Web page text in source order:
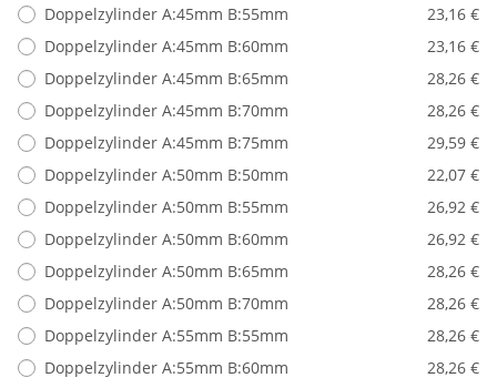
Doppelzylinder A:45mm B:55mm
23,16 €
Doppelzylinder A:45mm B:60mm
23,16 €
Doppelzylinder A:45mm B:65mm
28,26 €
Doppelzylinder A:45mm B:70mm
28,26 €
Doppelzylinder A:45mm B:75mm
29,59 €
Doppelzylinder A:50mm B:50mm
22,07 €
Doppelzylinder A:50mm B:55mm
26,92 €
Doppelzylinder A:50mm B:60mm
26,92 €
Doppelzylinder A:50mm B:65mm
28,26 €
Doppelzylinder A:50mm B:70mm
28,26 €
Doppelzylinder A:55mm B:55mm
28,26 €
Doppelzylinder A:55mm B:60mm
28,26 €